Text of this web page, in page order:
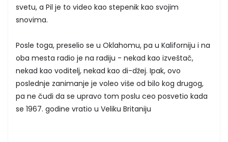
svetu, a Pil je to video kao stepenik kao svojim
snovima.
Posle toga, preselio se u Oklahomu, pa u Kaliforniju i na
oba mesta radio je na radiju - nekad kao izveštač,
nekad kao voditelj, nekad kao di-džej. Ipak, ovo
poslednje zanimanje je voleo više od bilo kog drugog,
pa ne čudi da se upravo tom poslu ceo posvetio kada
se 1967. godine vratio u Veliku Britaniju